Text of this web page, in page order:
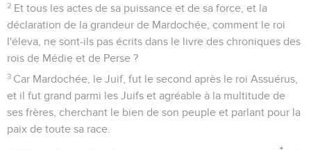
2 Et tous les actes de sa puissance et de sa force, et la
déclaration de la grandeur de Mardochée, comment le roi
l'éleva, ne sont-ils pas écrits dans le livre des chroniques des
rois de Médie et de Perse ?
3 Car Mardochée, le Juif, fut le second après le roi Assuérus,
et il fut grand parmi les Juifs et agréable à la multitude de
ses frères, cherchant le bien de son peuple et parlant pour la
paix de toute sa race.